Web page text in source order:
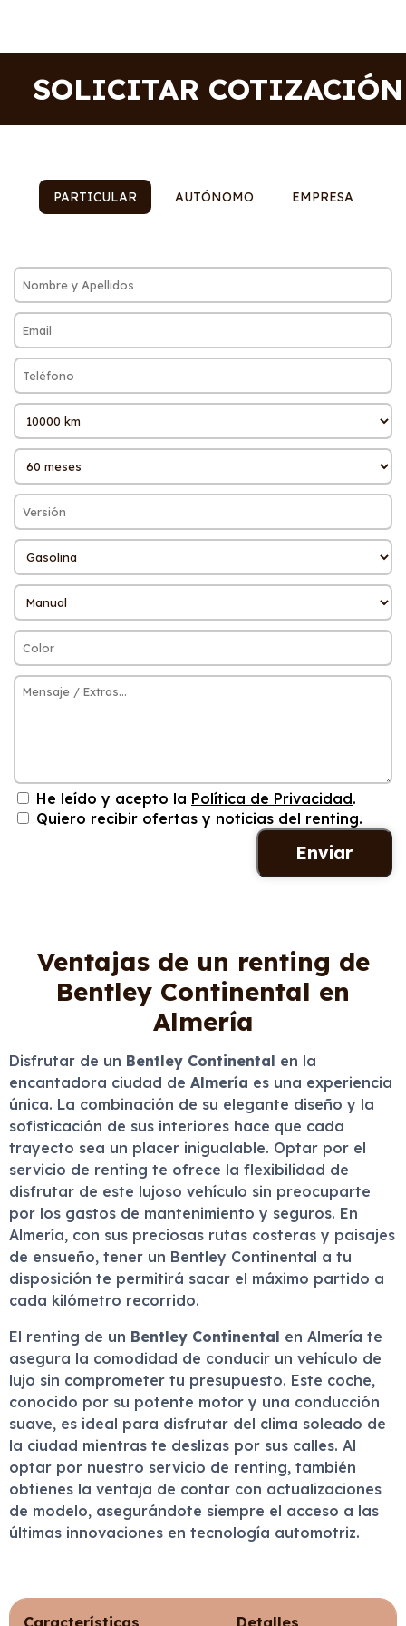
SOLICITAR COTIZACIÓN
PARTICULAR AUTÓNOMO EMPRESA
He leído y acepto la Política de Privacidad.
Quiero recibir ofertas y noticias del renting.
Ventajas de un renting de
Bentley Continental en
Almería
Disfrutar de un Bentley Continental en la
encantadora ciudad de Almería es una experiencia
única. La combinación de su elegante diseño y la
sofisticación de sus interiores hace que cada
trayecto sea un placer inigualable. Optar por el
servicio de renting te ofrece la flexibilidad de
disfrutar de este lujoso vehículo sin preocuparte
por los gastos de mantenimiento y seguros. En
Almería, con sus preciosas rutas costeras y paisajes
de ensueño, tener un Bentley Continental a tu
disposición te permitirá sacar el máximo partido a
cada kilómetro recorrido.
El renting de un Bentley Continental en Almería te
asegura la comodidad de conducir un vehículo de
lujo sin comprometer tu presupuesto. Este coche,
conocido por su potente motor y una conducción
suave, es ideal para disfrutar del clima soleado de
la ciudad mientras te deslizas por sus calles. Al
optar por nuestro servicio de renting, también
obtienes la ventaja de contar con actualizaciones
de modelo, asegurándote siempre el acceso a las
últimas innovaciones en tecnología automotriz.
Características Detalles